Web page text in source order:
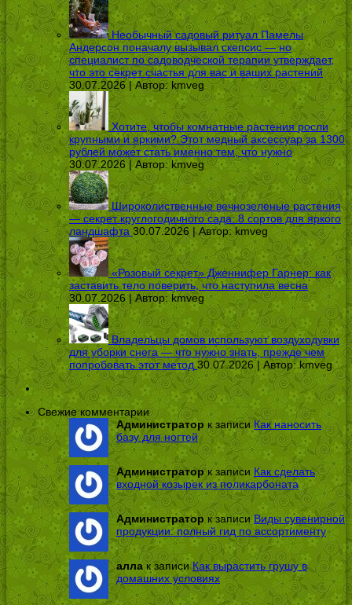
Необычный садовый ритуал Памелы
Андерсон поначалу вызывал скепсис — но
специалист по садоводческой терапии утверждает,
что это секрет счастья для вас и ваших растений
30.07.2026 | Автор: kmveg
Хотите, чтобы комнатные растения росли
крупными и яркими? Этот медный аксессуар за 1300
рублей может стать именно тем, что нужно
30.07.2026 | Автор: kmveg
Широколиственные вечнозеленые растения
— секрет круглогодичного сада: 8 сортов для яркого
ландшафта 30.07.2026 | Автор:kmveg
«Розовый секрет» Дженнифер Гарнер: как
заставить тело поверить, что наступила весна
30.07.2026 | Автор: kmveg
Владельцы домов используют воздуходувки
для уборки снега — что нужно знать, прежде чем
попробовать этот метод 30.07.2026 | Автор:kmveg
Свежие комментарии
Администраторк записи Как наносить
базу для ногтей
Администраторк записи Как сделать
входной козырек из поликарбоната
Администратор к записиВиды сувенирной
продукции: полный гид по ассортименту
аллак записиКак вырастить грушу в
домашних условиях